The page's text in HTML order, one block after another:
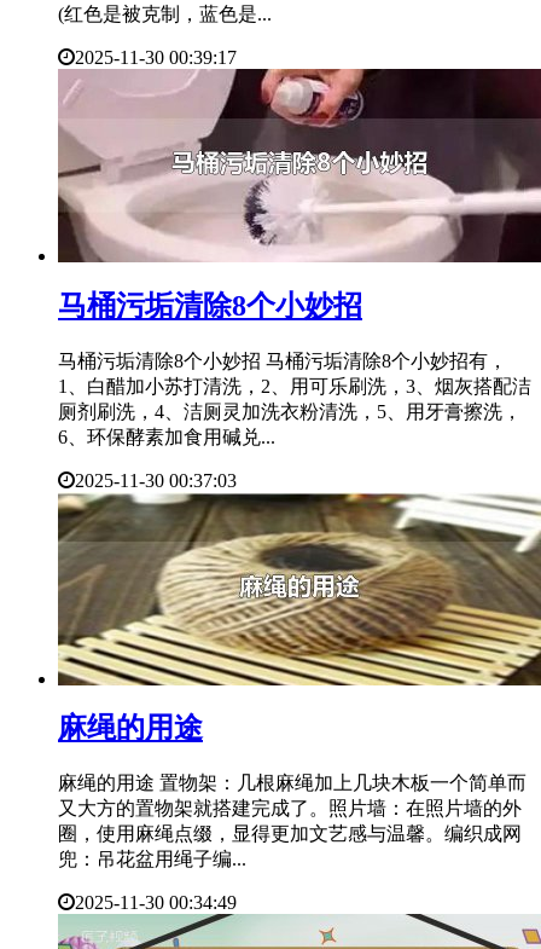
(红色是被克制，蓝色是...
2025-11-30 00:39:17
​马桶污垢清除8个小妙招
马桶污垢清除8个小妙招 马桶污垢清除8个小妙招有，
1、白醋加小苏打清洗，2、用可乐刷洗，3、烟灰搭配洁
厕剂刷洗，4、洁厕灵加洗衣粉清洗，5、用牙膏擦洗，
6、环保酵素加食用碱兑...
2025-11-30 00:37:03
​麻绳的用途
麻绳的用途 置物架：几根麻绳加上几块木板一个简单而
又大方的置物架就搭建完成了。照片墙：在照片墙的外
圈，使用麻绳点缀，显得更加文艺感与温馨。编织成网
兜：吊花盆用绳子编...
2025-11-30 00:34:49